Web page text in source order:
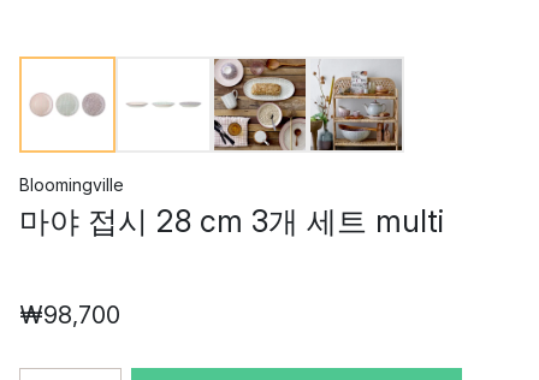
Bloomingville
마야 접시 28 cm 3개 세트 multi
₩98,700